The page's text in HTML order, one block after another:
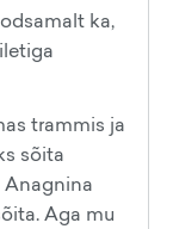
ka,
trammis ja
sõita
Aga mu